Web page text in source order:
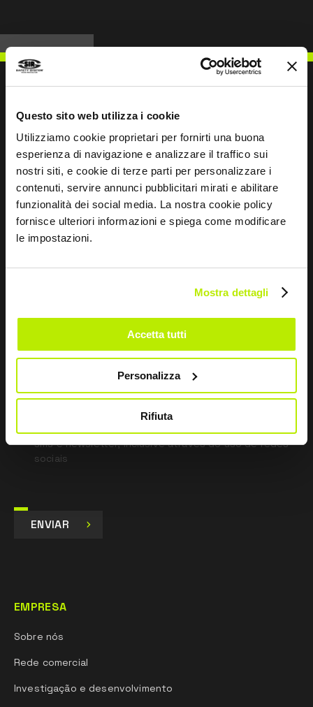
Questo sito web utilizza i cookie
Utilizziamo cookie proprietari per fornirti una buona
esperienza di navigazione e analizzare il traffico sui
nostri siti, e cookie di terze parti per personalizzare i
contenuti, servire annunci pubblicitari mirati e abilitare
funzionalità dei social media. La nostra cookie policy
fornisce ulteriori informazioni e spiega come modificare
le impostazioni.
Mostra dettagli
Accetta tutti
Personalizza
Rifiuta
ESCREVER PARA NÓS
Mantemo-nos em contacto
this
Li a Política de Privacidade
nos termos do art. 13 Regulamento UE 679/16.
Dou o meu consentimento para o tratamento dos
dados para fins de Marketing e para receber
sms e newsletter, inclusive através do uso de redes
sociais
ENVIAR
EMPRESA
Sobre nós
Rede comercial
Investigação e desenvolvimento